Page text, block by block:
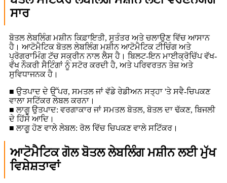
ਸਾਰ
ਬੋਤਲ ਲੇਬਲਿੰਗ ਮਸ਼ੀਨ ਕਿਫ਼ਾਇਤੀ, ਸੁਤੰਤਰ ਅਤੇ ਚਲਾਉਣ ਵਿੱਚ ਆਸਾਨ
ਹੈ। ਆਟੋਮੈਟਿਕ ਬੋਤਲ ਲੇਬਲਿੰਗ ਮਸ਼ੀਨ ਆਟੋਮੈਟਿਕ ਟੀਚਿੰਗ ਅਤੇ
ਪ੍ਰੋਗਰਾਮਿੰਗ ਟੱਚ ਸਕ੍ਰੀਨ ਨਾਲ ਲੈਸ ਹੈ। ਬਿਲਟ-ਇਨ ਮਾਈਕ੍ਰੋਚਿੱਪ ਵੱਖ-
ਵੱਖ ਨੌਕਰੀ ਸੈਟਿੰਗਾਂ ਨੂੰ ਸਟੋਰ ਕਰਦੀ ਹੈ, ਅਤੇ ਪਰਿਵਰਤਨ ਤੇਜ਼ ਅਤੇ
ਸੁਵਿਧਾਜਨਕ ਹੈ।
■ ਉਤਪਾਦ ਦੇ ਉੱਪਰ, ਸਮਤਲ ਜਾਂ ਵੱਡੇ ਰੇਡੀਅਨ ਸਤ੍ਹਾ 'ਤੇ ਸਵੈ-ਚਿਪਕਣ
ਵਾਲਾ ਸਟਿੱਕਰ ਲੇਬਲ ਕਰਨਾ।
■ ਲਾਗੂ ਉਤਪਾਦ: ਵਰਗਾਕਾਰ ਜਾਂ ਸਮਤਲ ਬੋਤਲ, ਬੋਤਲ ਦਾ ਢੱਕਣ, ਬਿਜਲੀ
ਦੇ ਹਿੱਸੇ ਆਦਿ।
■ ਲਾਗੂ ਹੋਣ ਵਾਲੇ ਲੇਬਲ: ਰੋਲ ਵਿੱਚ ਚਿਪਕਣ ਵਾਲੇ ਸਟਿੱਕਰ।
ਆਟੋਮੈਟਿਕ ਗੋਲ ਬੋਤਲ ਲੇਬਲਿੰਗ ਮਸ਼ੀਨ ਲਈ ਮੁੱਖ
ਵਿਸ਼ੇਸ਼ਤਾਵਾਂ